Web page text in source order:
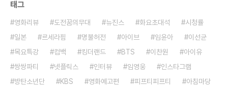
태그
영화리뷰 도전꿈의무대 뉴진스 화요초대석
시청률
일본
르세라핌 명불허전 아이브 임윤아
이선균
목요특강
컴백 킹더랜드 BTS 이찬원
아이유
쌍쌍파티
넷플릭스 인터뷰 임영웅
인스타그램
방탄소년단
KBS 영화예고편 피프티피프티
아침마당